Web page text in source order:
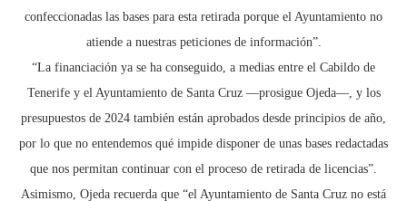
confeccionadas las bases para esta retirada porque el Ayuntamiento no
atiende a nuestras peticiones de información”.
“La financiación ya se ha conseguido, a medias entre el Cabildo de
Tenerife y el Ayuntamiento de Santa Cruz —prosigue Ojeda—, y los
presupuestos de 2024 también están aprobados desde principios de año,
por lo que no entendemos qué impide disponer de unas bases redactadas
que nos permitan continuar con el proceso de retirada de licencias”.
Asimismo, Ojeda recuerda que “el Ayuntamiento de Santa Cruz no está